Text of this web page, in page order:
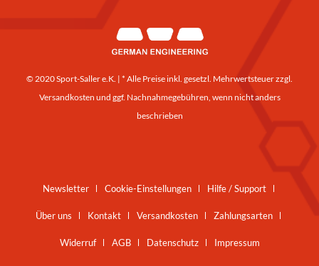
© 2020 Sport-Saller e.K. | * Alle Preise inkl. gesetzl. Mehrwertsteuer zzgl.
Versandkosten und ggf. Nachnahmegebühren, wenn nicht anders
beschrieben
Newsletter Cookie-Einstellungen Hilfe / Support
Über uns Kontakt Versandkosten Zahlungsarten
Widerruf AGB Datenschutz Impressum